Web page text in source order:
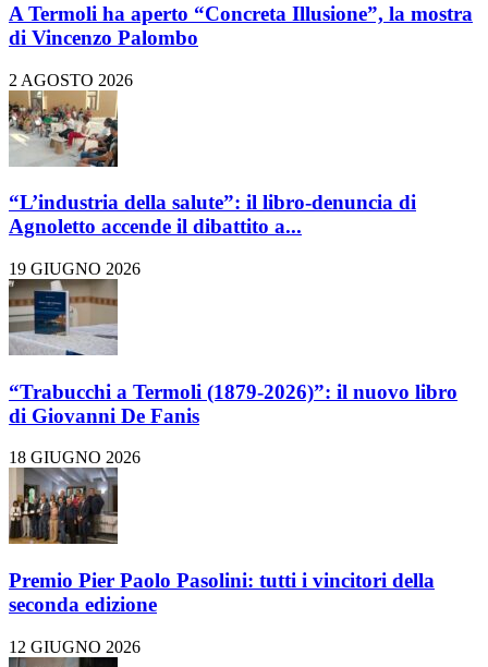
A Termoli ha aperto “Concreta Illusione”, la mostra
di Vincenzo Palombo
2 AGOSTO 2026
“L’industria della salute”: il libro-denuncia di
Agnoletto accende il dibattito a...
19 GIUGNO 2026
“Trabucchi a Termoli (1879-2026)”: il nuovo libro
di Giovanni De Fanis
18 GIUGNO 2026
Premio Pier Paolo Pasolini: tutti i vincitori della
seconda edizione
12 GIUGNO 2026